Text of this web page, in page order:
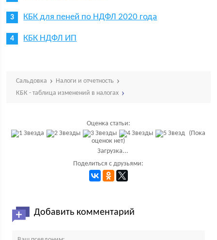
КБК для пеней по НДФЛ 2020 года
КБК НДФЛ ИП
Сальдовка
Налоги и отчетность
КБК - таблица изменений в налогах
Оценка статьи:
(Пока
оценок нет)
Загрузка...
Поделиться с друзьями:
Добавить комментарий